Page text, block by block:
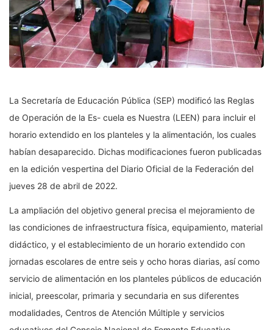
La Secretaría de Educación Pública (SEP) modificó las Reglas
de Operación de la Es- cuela es Nuestra (LEEN) para incluir el
horario extendido en los planteles y la alimentación, los cuales
habían desaparecido. Dichas modificaciones fueron publicadas
en la edición vespertina del Diario Oficial de la Federación del
jueves 28 de abril de 2022.
La ampliación del objetivo general precisa el mejoramiento de
las condiciones de infraestructura física, equipamiento, material
didáctico, y el establecimiento de un horario extendido con
jornadas escolares de entre seis y ocho horas diarias, así como
servicio de alimentación en los planteles públicos de educación
inicial, preescolar, primaria y secundaria en sus diferentes
modalidades, Centros de Atención Múltiple y servicios